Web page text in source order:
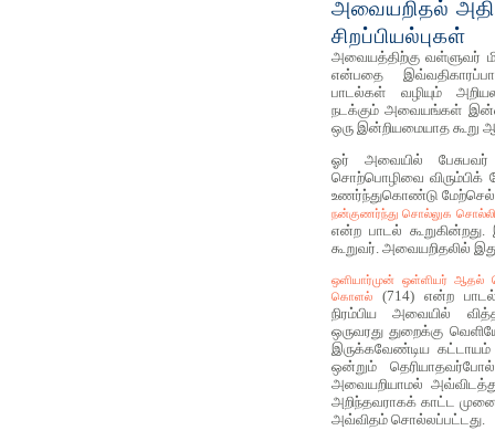
அவையறிதல்
சிறப்பியல்புகள்
அவையத்திற்கு வள்ளுவர்
என்பதை
பாடல்கள் வழியும்
நடக்கும் அவையங்கள்
ஒரு இன்றியமையாத கூறு
ஓர் அவையில்
சொற்பொழிவை விரும்பிக்
உணர்ந்துகொண்டு
நன்குணர்ந்து சொல்லுக
என்ற பாடல்
கூறுவர். அவையறிதலில்
ஒளியார்முன் ஒள்ளியர்
கொளல் (714) என்ற
நிரம்பிய அவையில்
ஒருவரது துறைக்கு
இருக்கவேண்டிய
ஒன்றும்
அவையறியாமல்
அறிந்தவராகக் காட்ட
அவ்விதம் சொல்லப்பட்டது.